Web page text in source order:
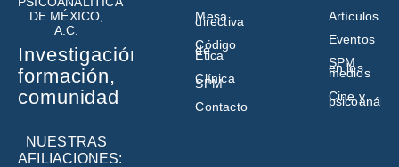
DE MÉXICO,
A.C.
Investigación,
formación,
comunidad
NUESTRAS
AFILIACIONES:
Mesa
directiva
Código
de
Ética
Clínica
SPM
Contacto
Artículos
Eventos
SPM
en los
medios
Cine y